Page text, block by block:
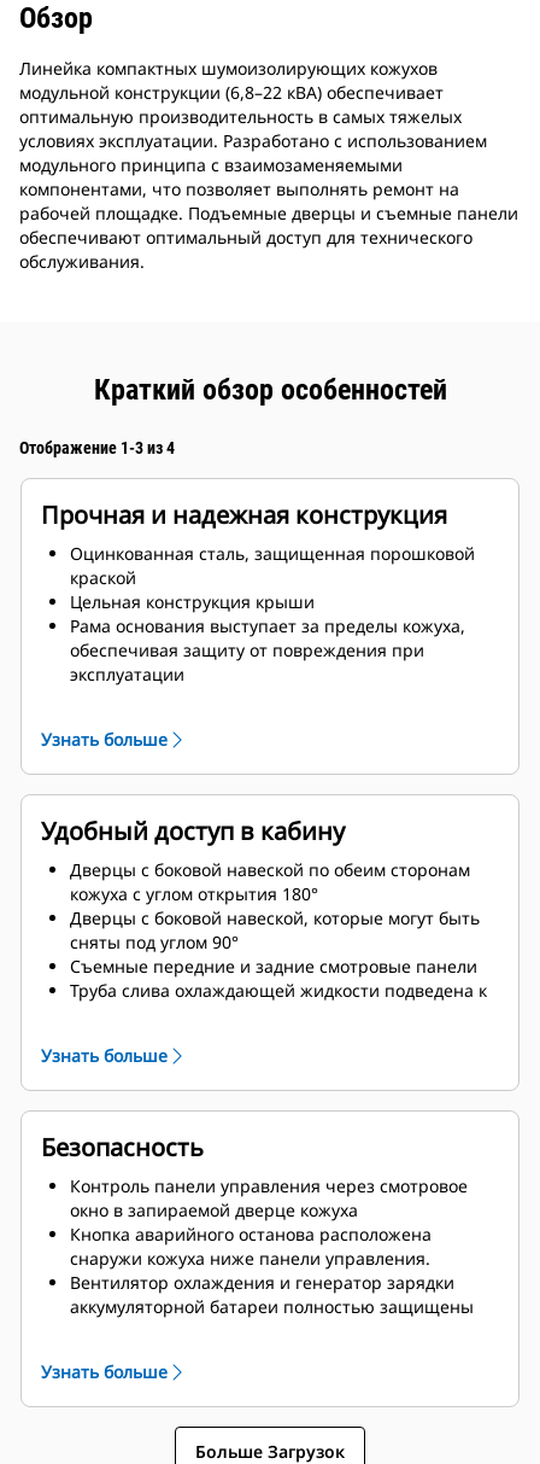
Обзор
Линейка компактных шумоизолирующих кожухов
модульной конструкции (6,8–22 кВА) обеспечивает
оптимальную производительность в самых тяжелых
условиях эксплуатации. Разработано с использованием
модульного принципа с взаимозаменяемыми
компонентами, что позволяет выполнять ремонт на
рабочей площадке. Подъемные дверцы и съемные панели
обеспечивают оптимальный доступ для технического
обслуживания.
Краткий обзор особенностей
Отображение 1-3 из 4
Прочная и надежная конструкция
Оцинкованная сталь, защищенная порошковой
краской
Цельная конструкция крыши
Рама основания выступает за пределы кожуха,
обеспечивая защиту от повреждения при
эксплуатации
Крепежные детали из оцинкованной
нержавеющей стали
Узнать больше
Удобный доступ в кабину
Дверцы с боковой навеской по обеим сторонам
кожуха с углом открытия 180°
Дверцы с боковой навеской, которые могут быть
сняты под углом 90°
Съемные передние и задние смотровые панели
Труба слива охлаждающей жидкости подведена к
Узнать больше
Безопасность
Контроль панели управления через смотровое
окно в запираемой дверце кожуха
Кнопка аварийного останова расположена
снаружи кожуха ниже панели управления.
Вентилятор охлаждения и генератор зарядки
аккумуляторной батареи полностью защищены
дверцы доступа
Система глушения выхлопа полностью закрыта
для обеспечения безопасности оператора
Узнать больше
Больше Загрузок